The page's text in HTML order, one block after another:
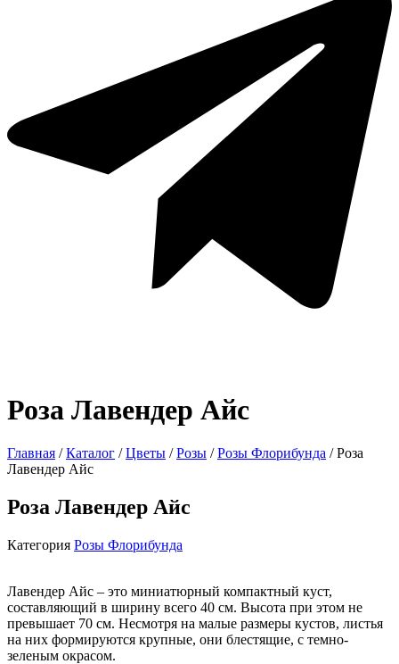
Роза Лавендер Айс
Главная /Каталог /Цветы /Розы /Розы Флорибунда / Роза
Лавендер Айс
Роза Лавендер Айс
Категория Розы Флорибунда
Лавендер Айс – это миниатюрный компактный куст,
составляющий в ширину всего 40 см. Высота при этом не
превышает 70 см. Несмотря на малые размеры кустов, листья
на них формируются крупные, они блестящие, с темно-
зеленым окрасом.